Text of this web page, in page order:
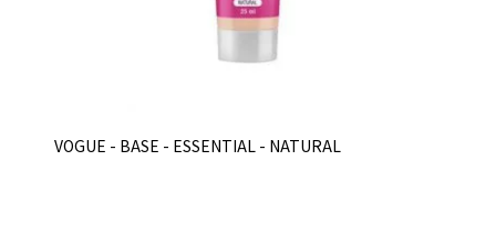
VOGUE - BASE - ESSENTIAL - NATURAL